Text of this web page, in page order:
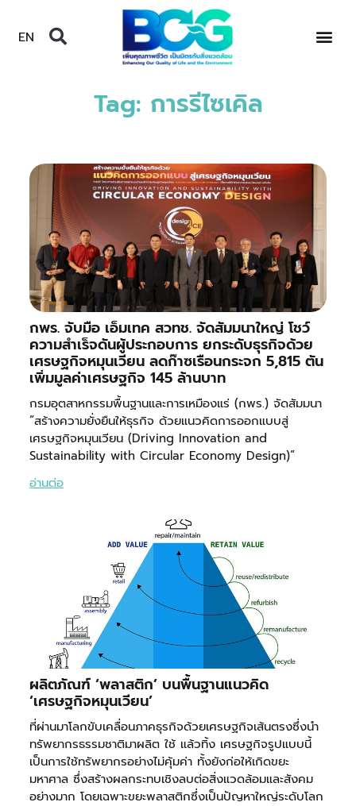
EN
Tag: การรีไซเคิล
กพร. จับมือ เอ็มเทค สวทช. จัดสัมมนาใหญ่ โชว์
ความสำเร็จดันผู้ประกอบการ ยกระดับธุรกิจด้วย
เศรษฐกิจหมุนเวียน ลดก๊าซเรือนกระจก 5,815 ตัน
เพิ่มมูลค่าเศรษฐกิจ 145 ล้านบาท
กรมอุตสาหกรรมพื้นฐานและการเหมืองแร่ (กพร.) จัดสัมมนา
“สร้างความยั่งยืนให้ธุรกิจ ด้วยแนวคิดการออกแบบสู่
เศรษฐกิจหมุนเวียน (Driving Innovation and
Sustainability with Circular Economy Design)”
อ่านต่อ
ผลิตภัณฑ์ ‘พลาสติก’ บนพื้นฐานแนวคิด
‘เศรษฐกิจหมุนเวียน’
ที่ผ่านมาโลกขับเคลื่อนภาคธุรกิจด้วยเศรษฐกิจเส้นตรงซึ่งนำ
ทรัพยากรธรรมชาติมาผลิต ใช้ แล้วทิ้ง เศรษฐกิจรูปแบบนี้
เป็นการใช้ทรัพยากรอย่างไม่คุ้มค่า ทั้งยังก่อให้เกิดขยะ
มหาศาล ซึ่งสร้างผลกระทบเชิงลบต่อสิ่งแวดล้อมและสังคม
อย่างมาก โดยเฉพาะขยะพลาสติกซึ่งเป็นปัญหาใหญ่ระดับโลก